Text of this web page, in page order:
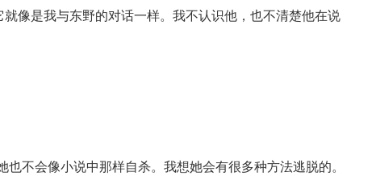
像是我与东野的对话一样。我不认识他，也不清楚他在说
不会像小说中那样自杀。我想她会有很多种方法逃脱的。